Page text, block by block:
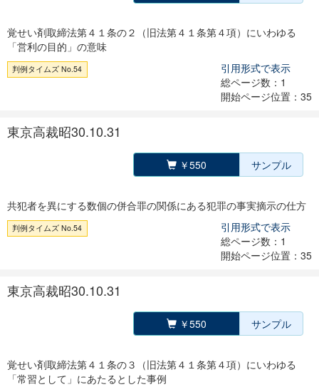
覚せい剤取締法第４１条の２（旧法第４１条第４項）にいわゆる
「営利の目的」の意味
判例タイムズ No.54
引用形式で表示
総ページ数：1
開始ページ位置：35
東京高裁昭30.10.31
￥550 サンプル
共犯者を異にする数個の併合罪の関係にある犯罪の事実摘示の仕方
判例タイムズ No.54
引用形式で表示
総ページ数：1
開始ページ位置：35
東京高裁昭30.10.31
￥550 サンプル
覚せい剤取締法第４１条の３（旧法第４１条第４項）にいわゆる
「常習として」にあたるとした事例